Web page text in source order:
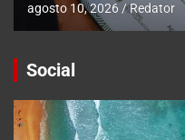
agosto 10, 2026 Redator
Social